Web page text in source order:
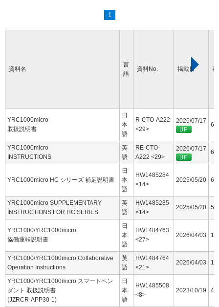
1
資料名
言
語
資料No. 掲載日
YRC1000micro
取扱説明書
日
本
語
R-CTO-A222
<29>
2026/07/17
YRC1000micro
INSTRUCTIONS
英
語
RE-CTO-
A222 <29>
2026/07/17
YRC1000micro HC シリーズ 補足説明書
日
本
語
HW1485284
<14>
2025/05/20
YRC1000micro SUPPLEMENTARY
INSTRUCTIONS FOR HC SERIES
英
語
HW1485285
<14>
2025/05/20
YRC1000/YRC1000micro
協働運転説明書
日
本
語
HW1484763
<27>
2026/04/03
YRC1000/YRC1000micro Collaborative
Operation Instructions
英
語
HW1484764
<21>
2026/04/03
YRC1000/YRC1000micro スマートペン
ダント 取扱説明書
(JZRCR-APP30-1)
日
本
語
HW1485508
<8>
2023/10/19